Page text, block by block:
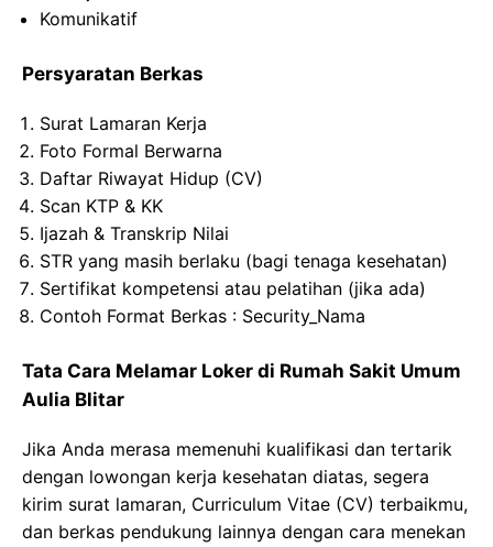
Komunikatif
Persyaratan Berkas
Surat Lamaran Kerja
Foto Formal Berwarna
Daftar Riwayat Hidup (CV)
Scan KTP & KK
Ijazah & Transkrip Nilai
STR yang masih berlaku (bagi tenaga kesehatan)
Sertifikat kompetensi atau pelatihan (jika ada)
Contoh Format Berkas : Security_Nama
Tata Cara Melamar Loker di Rumah Sakit Umum
Aulia Blitar
Jika Anda merasa memenuhi kualifikasi dan tertarik
dengan lowongan kerja kesehatan diatas, segera
kirim surat lamaran, Curriculum Vitae (CV) terbaikmu,
dan berkas pendukung lainnya dengan cara menekan